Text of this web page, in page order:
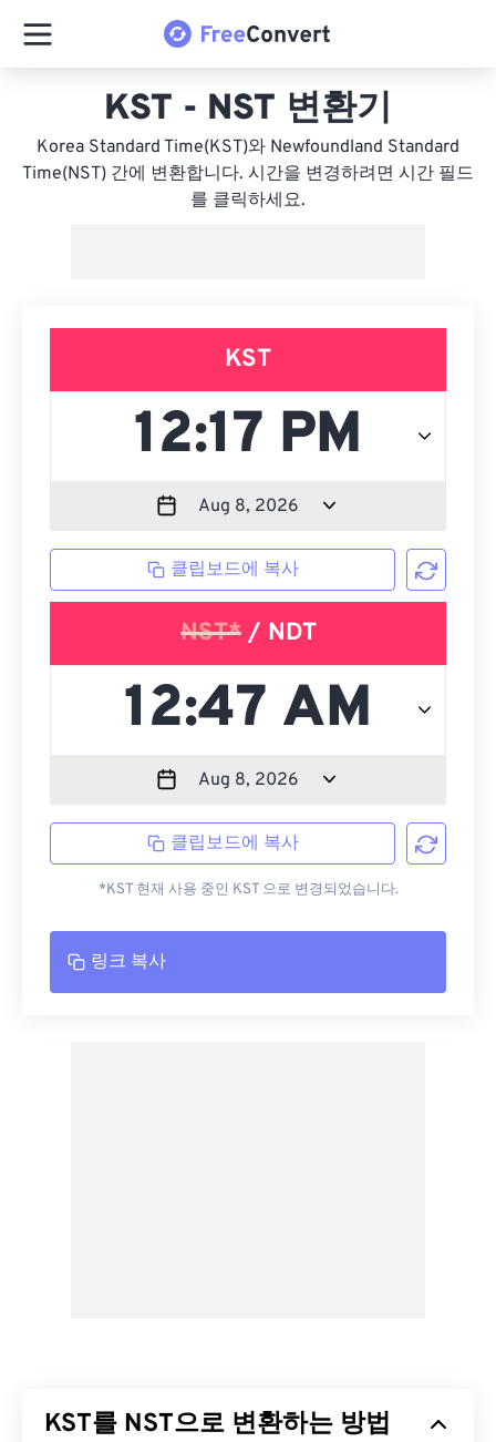
KST - NST 변환기
Korea Standard Time(KST)와 Newfoundland Standard
Time(NST) 간에 변환합니다. 시간을 변경하려면 시간 필드
를 클릭하세요.
KST
클립보드에 복사
NST*/ NDT
클립보드에 복사
*KST 현재 사용 중인 KST 으로 변경되었습니다.
링크 복사
KST를 NST으로 변환하는 방법